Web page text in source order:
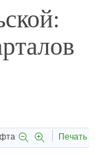
Печать